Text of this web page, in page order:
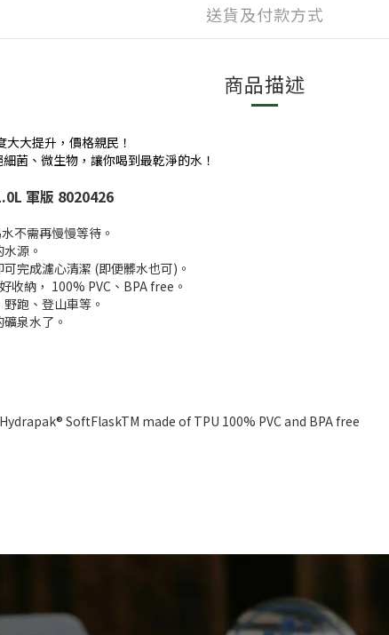
送貨及付款方式
商品描述
大提升，價格親民！
菌、微生物，讓你喝到最乾淨的水！
軍版 8020426
不需再慢慢等待。
源。
完成濾心清潔 (即便髒水也可)。
收納， 100% PVC、BPA free。
跑、登山車等。
泉水了。
SoftFlaskTM made of TPU 100% PVC and BPA free